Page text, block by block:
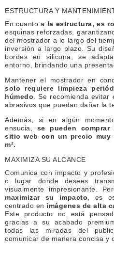
ESTRUCTURA Y
En cuanto a la estructura, es
esquinas reforzadas,
del mostrador a lo largo del
inversión a largo plazo. Su
bordes en silicona, se
entorno, brindando una
Mantener el mostrador en
solo requiere limpieza
húmedo . Se recomienda
abrasivos que puedan dañar la
Además, si en algún
ensucia,
se pueden comprar
sitio web con un precio muy
m².
MAXIMIZA SU ALCANCE
Comunica con impacto y
o lugar donde desees
visualmente impresionante.
maximizar su impacto , es
centrado en imágenes de alta
Este producto no está
gracias a su acabado
todas las miradas del
comunicar de manera concisa y